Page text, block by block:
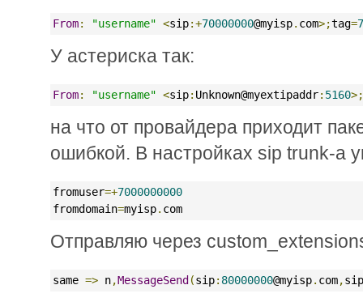
From: "username" <sip:+70000000@myisp. com>;tag=
У астериска так:
From: "username" <sip: Unknown@myextipaddr: 5160>;
на что от провайдера приходит
ошибкой. В настройках sip trunk-а
fromuser=+7000000000
fromdomain=myisp. com
Отправляю через
same => n,MessageSend(sip: 80000000@myisp. com,sip